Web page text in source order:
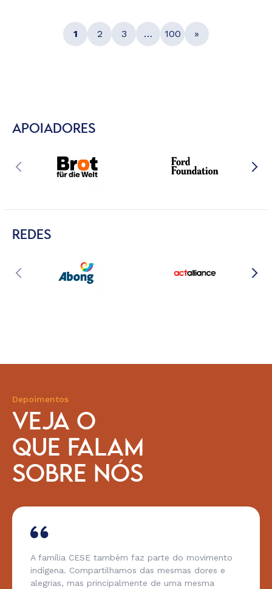
1 2 3 … 100 »
APOIADORES
REDES
Depoimentos
VEJA O
QUE FALAM
SOBRE NÓS
A família CESE também faz parte do movimento
indígena. Compartilhamos das mesmas dores e
alegrias, mas principalmente de uma mesma